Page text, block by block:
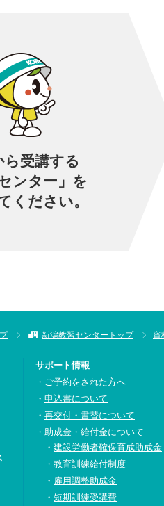
ら受講する
ンター」を
ください。
新潟教習センタートップ 資
サポート情報
ご予約をされた方へ
申込書について
再交付・書替について
助成金・給付金について
建設労働者確保育成助成金
教育訓練給付制度
雇用調整助成金
短期訓練受講費